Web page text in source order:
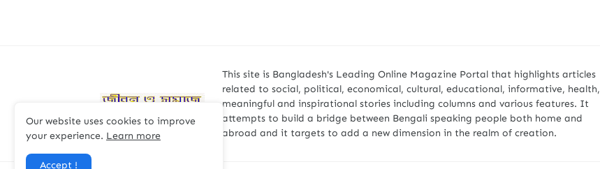
This site is Bangladesh's Leading Online Magazine Portal that highlights articles
related to social, political, economical, cultural, educational, informative, health,
meaningful and inspirational stories including columns and various features. It
attempts to build a bridge between Bengali speaking people both home and
abroad and it targets to add a new dimension in the realm of creation.
Our website uses cookies to improve
your experience. Learn more
Accept !